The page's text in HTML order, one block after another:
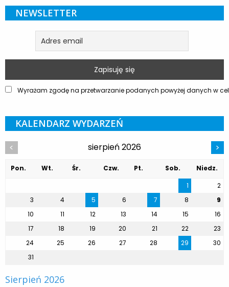
NEWSLETTER
Wyrażam zgodę na przetwarzanie podanych powyżej danych w
KALENDARZ WYDARZEŃ
< sierpień 2026 >
Pon. Wt. Śr. Czw. Pt. Sob.
Niedz.
1
2
3
4 5 6 7 8
9
10
11 12 13 14 15
16
17
18 19 20 21 22
23
24
25 26 27 28 29
30
31
Sierpień 2026